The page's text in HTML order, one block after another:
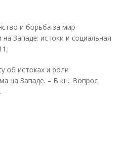
и борьба за мир
Западе: истоки и социальная
об истоках и роли
на Западе. – В кн.: Вопрос